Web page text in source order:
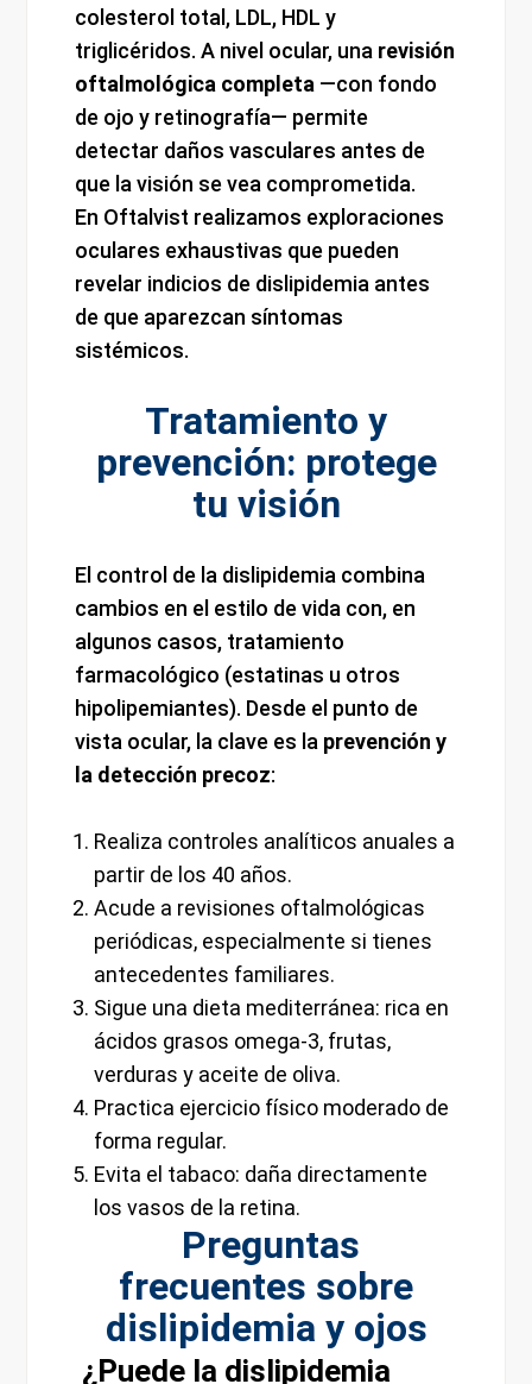
colesterol total, LDL, HDL y
triglicéridos. A nivel ocular, una revisión
oftalmológica completa —con fondo
de ojo y retinografía— permite
detectar daños vasculares antes de
que la visión se vea comprometida.
En Oftalvist realizamos exploraciones
oculares exhaustivas que pueden
revelar indicios de dislipidemia antes
de que aparezcan síntomas
sistémicos.
Tratamiento y
prevención: protege
tu visión
El control de la dislipidemia combina
cambios en el estilo de vida con, en
algunos casos, tratamiento
farmacológico (estatinas u otros
hipolipemiantes). Desde el punto de
vista ocular, la clave es la prevención y
la detección precoz:
Realiza controles analíticos anuales a
partir de los 40 años.
Acude a revisiones oftalmológicas
periódicas, especialmente si tienes
antecedentes familiares.
Sigue una dieta mediterránea: rica en
ácidos grasos omega-3, frutas,
verduras y aceite de oliva.
Practica ejercicio físico moderado de
forma regular.
Evita el tabaco: daña directamente
los vasos de la retina.
Preguntas
frecuentes sobre
dislipidemia y ojos
¿Puede la dislipidemia